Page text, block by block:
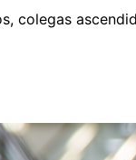
colegas